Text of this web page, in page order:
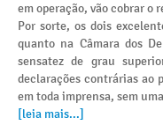
em operação, vão cobrar o
Por sorte, os dois
quanto na Câmara dos
sensatez de grau
declarações contrárias ao
em toda imprensa, sem
[leia mais...]